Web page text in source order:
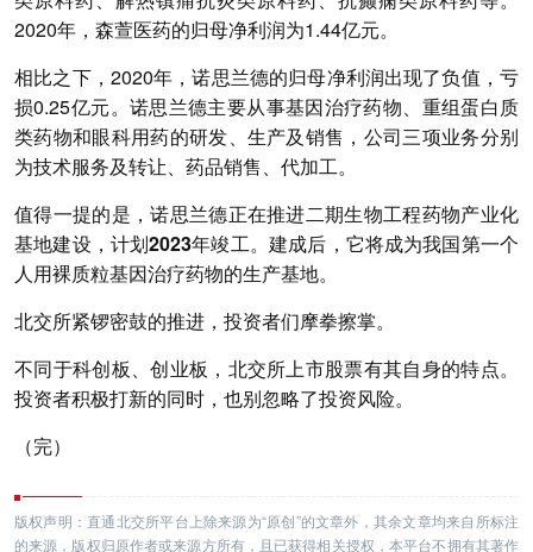
2020年，森萱医药的归母净利润为1.44亿元。
相比之下，2020年，诺思兰德的归母净利润出现了负值，亏
损0.25亿元。诺思兰德主要从事基因治疗药物、重组蛋白质
类药物和眼科用药的研发、生产及销售，公司三项业务分别
为技术服务及转让、药品销售、代加工。
值得一提的是，诺思兰德正在推进二期生物工程药物产业化
基地建设，计划2023年竣工。建成后，它将成为我国第一个
人用裸质粒基因治疗药物的生产基地。
北交所紧锣密鼓的推进，投资者们摩拳擦掌。
不同于科创板、创业板，北交所上市股票有其自身的特点。
投资者积极打新的同时，也别忽略了投资风险。
（完）
版权声明：直通北交所平台上除来源为“原创”的文章外，其余文章均来自所标注
的来源，版权归原作者或来源方所有，且已获得相关授权，本平台不拥有其著作